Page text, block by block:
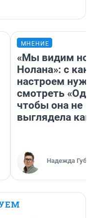
МНЕНИЕ
«Мы видим
Нолана»: с
настроем
смотреть
чтобы она не
выглядела как
Надежда